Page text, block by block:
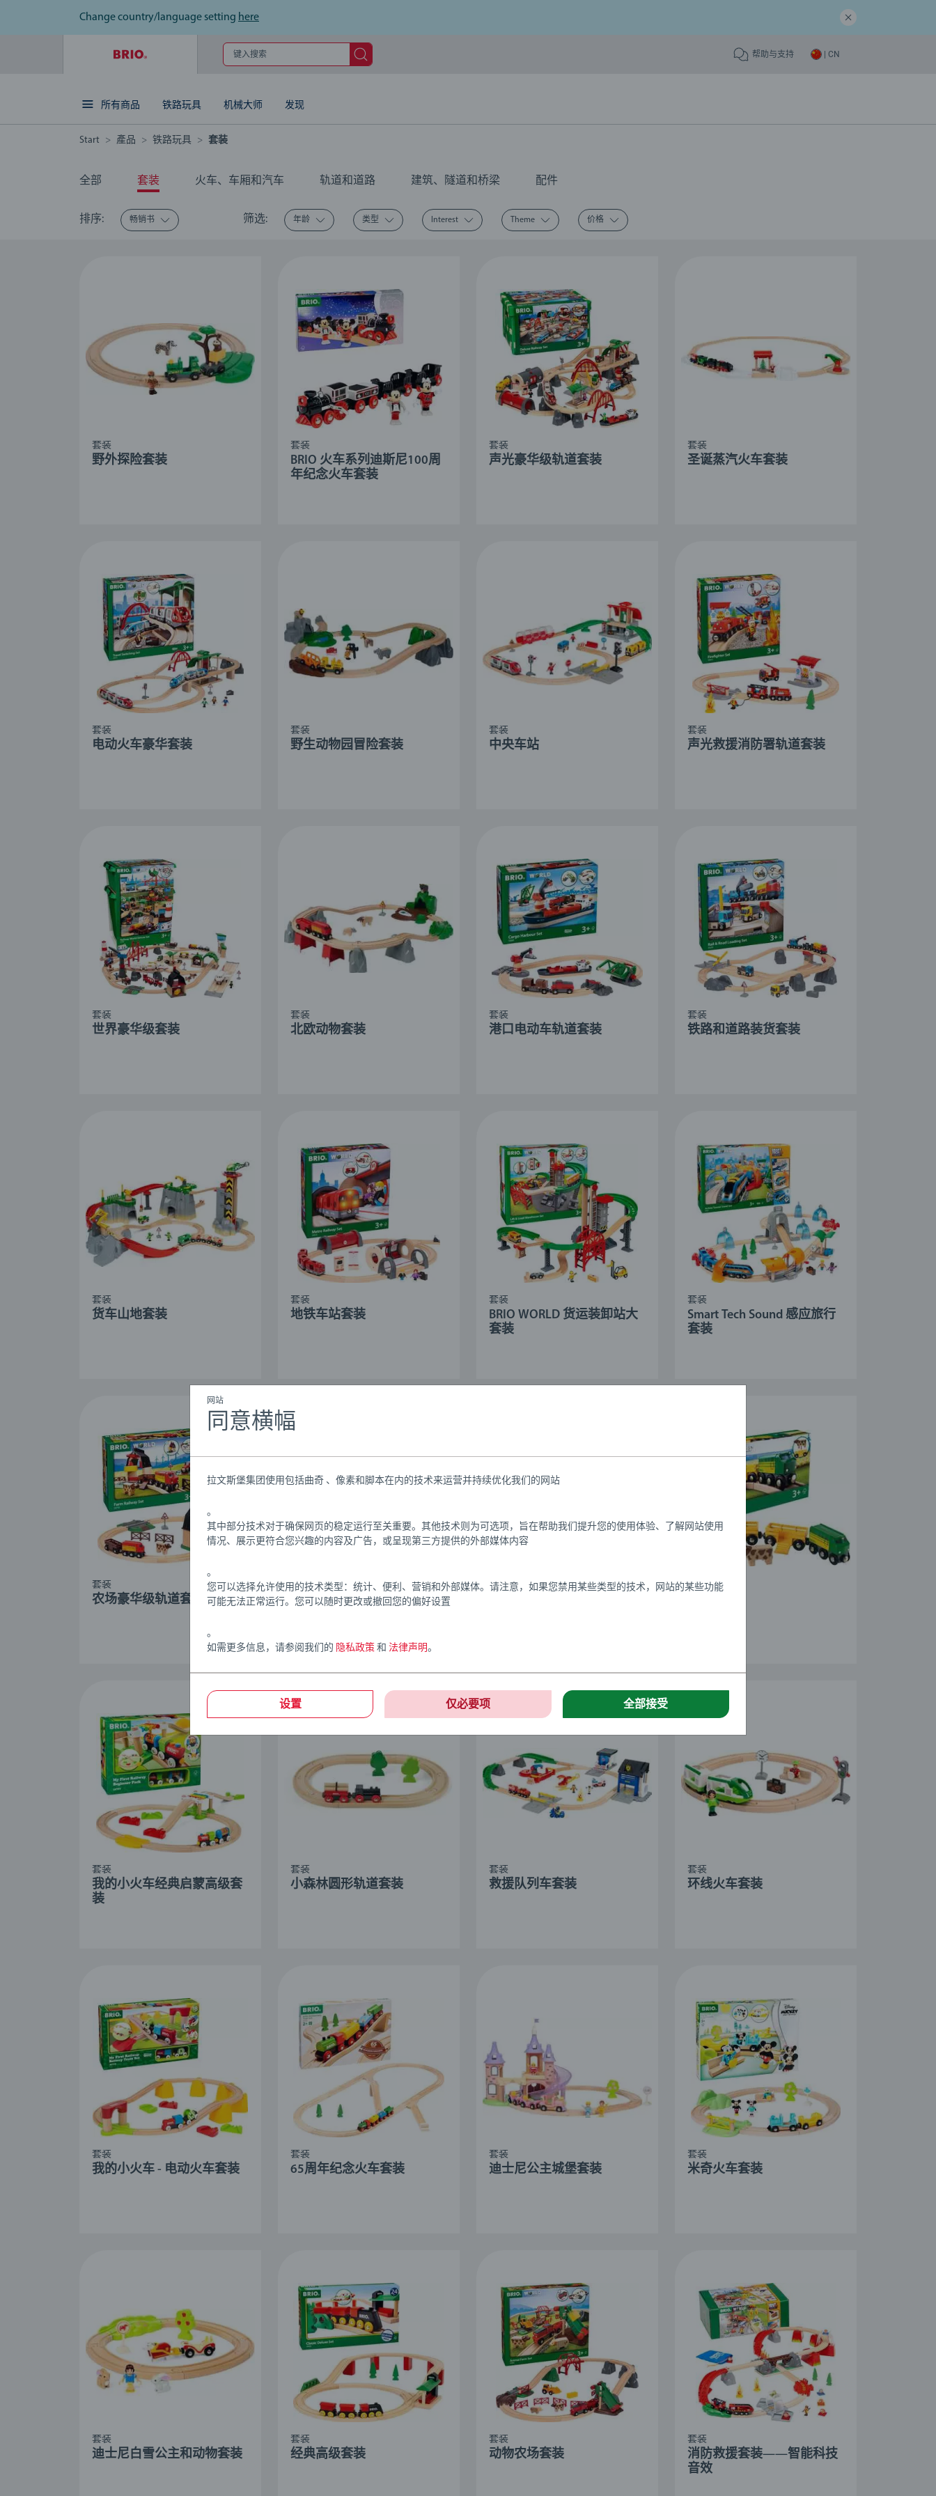
Change country/language setting here
键入搜索 帮助与支持 | CN
所有商品 铁路玩具 机械大师 发现
Start 產品 铁路玩具 套装
全部 套装 火车、车厢和汽车 轨道和道路 建筑、隧道和桥梁 配件
排序: 畅销书 筛选: 年龄 类型 Interest Theme 价格
野外探险套装
套装
BRIO 火车系列迪斯尼100周
年纪念火车套装
套装
声光豪华级轨道套装
套装
圣诞蒸汽火车套装
套装
电动火车豪华套装
套装
野生动物园冒险套装
套装
中央车站
套装
声光救援消防署轨道套装
套装
世界豪华级套装
套装
北欧动物套装
套装
港口电动车轨道套装
套装
铁路和道路装货套装
套装
货车山地套装
套装
地铁车站套装
套装
BRIO WORLD 货运装卸站大
套装
套装
Smart Tech Sound 感应旅行
套装
套装
农场豪华级轨道套装
套装
货运豪华级轨道套装
套装 套装 套装
我的小火车经典启蒙高级套
装
套装
小森林圆形轨道套装
套装
救援队列车套装
套装
环线火车套装
套装
我的小火车 - 电动火车套装
套装
65周年纪念火车套装
套装
迪士尼公主城堡套装
套装
米奇火车套装
套装
迪士尼白雪公主和动物套装
套装
经典高级套装
套装
动物农场套装
套装
消防救援套装——智能科技
音效
套装
网站
同意横幅
拉文斯堡集团使用包括曲奇 、像素和脚本在内的技术来运营并持续优化我们的网站
。
其中部分技术对于确保网页的稳定运行至关重要。其他技术则为可选项，旨在帮助我们提升您的使用体验、了解网站使用
情况、展示更符合您兴趣的内容及广告，或呈现第三方提供的外部媒体内容
。
您可以选择允许使用的技术类型：统计、便利、营销和外部媒体。请注意，如果您禁用某些类型的技术，网站的某些功能
可能无法正常运行。您可以随时更改或撤回您的偏好设置
。
如需更多信息，请参阅我们的 隐私政策 和 法律声明。
设置 仅必要项 全部接受